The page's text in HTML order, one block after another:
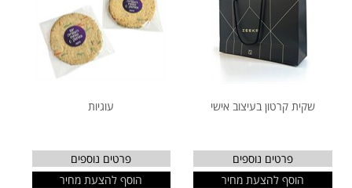
שקית קרטון בעיצוב אישי
פרטים נוספים
הוסף להצעת מחיר
עוגיות
פרטים נוספים
הוסף להצעת מחיר